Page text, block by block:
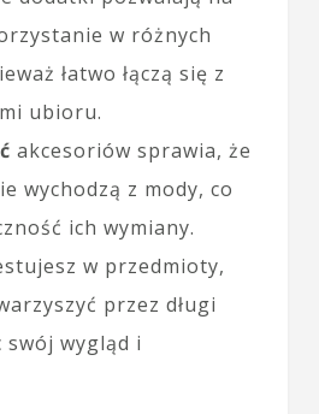
w różnych
łatwo łączą się z
ubioru.
akcesoriów sprawia, że
wychodzą z mody, co
ich wymiany.
w przedmioty,
przez długi
swój wygląd i